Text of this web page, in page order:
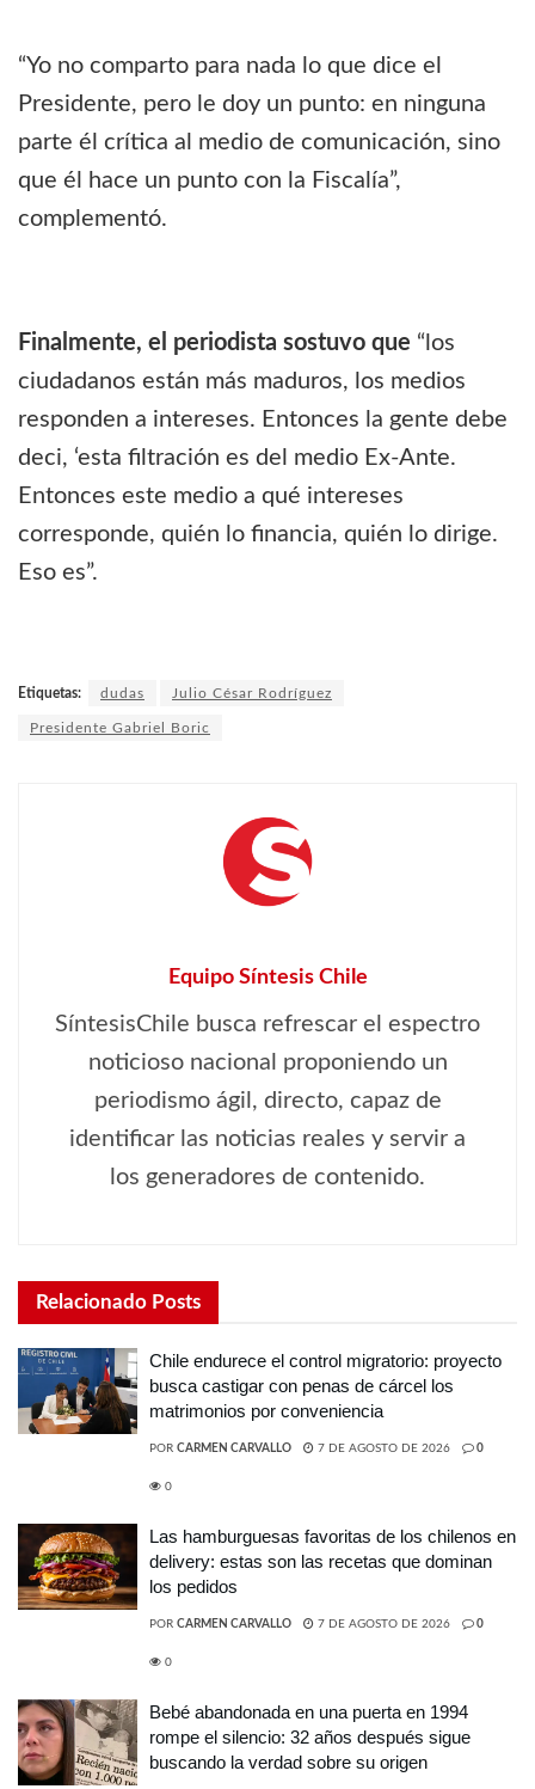
“Yo no comparto para nada lo que dice el
Presidente, pero le doy un punto: en ninguna
parte él crítica al medio de comunicación, sino
que él hace un punto con la Fiscalía”,
complementó.
Finalmente, el periodista sostuvo que “los
ciudadanos están más maduros, los medios
responden a intereses. Entonces la gente debe
deci, ‘esta filtración es del medio Ex-Ante.
Entonces este medio a qué intereses
corresponde, quién lo financia, quién lo dirige.
Eso es”.
Etiquetas: dudas Julio César Rodríguez
Presidente Gabriel Boric
Equipo Síntesis Chile
SíntesisChile busca refrescar el espectro
noticioso nacional proponiendo un
periodismo ágil, directo, capaz de
identificar las noticias reales y servir a
los generadores de contenido.
Relacionado Posts
Chile endurece el control migratorio: proyecto
busca castigar con penas de cárcel los
matrimonios por conveniencia
POR CARMEN CARVALLO 7 DE AGOSTO DE 2026 0
0
Las hamburguesas favoritas de los chilenos en
delivery: estas son las recetas que dominan
los pedidos
POR CARMEN CARVALLO 7 DE AGOSTO DE 2026 0
0
Bebé abandonada en una puerta en 1994
rompe el silencio: 32 años después sigue
buscando la verdad sobre su origen